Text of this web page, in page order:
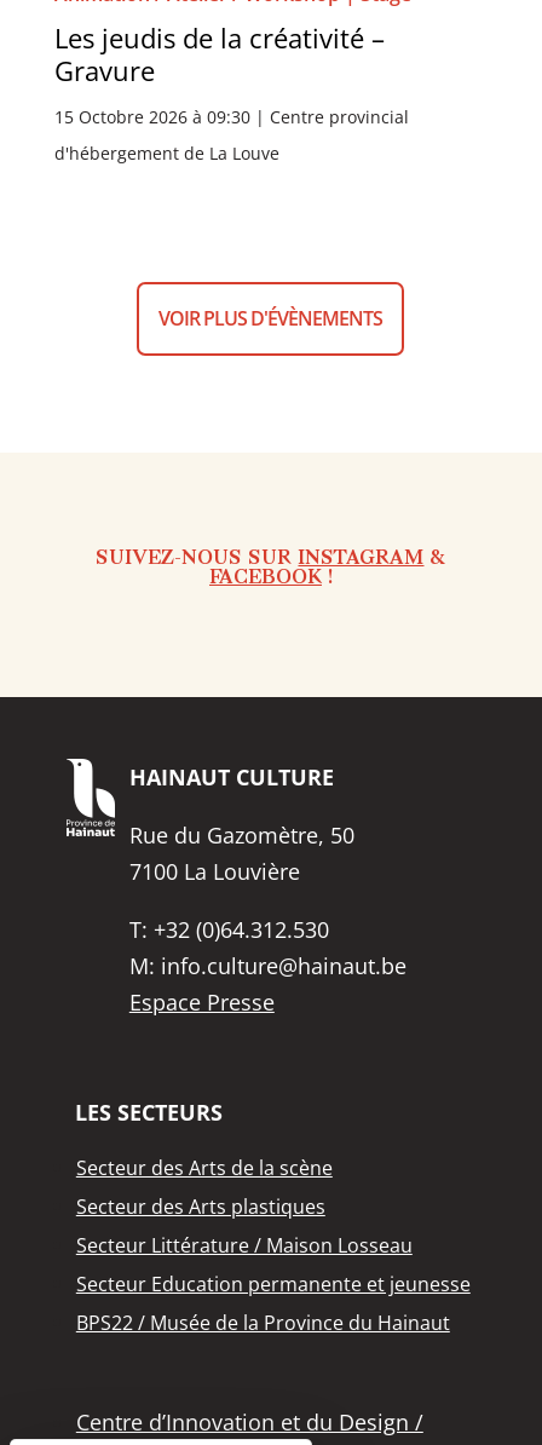
Les jeudis de la créativité –
Gravure
15 Octobre 2026 à 09:30 | Centre provincial
d'hébergement de La Louve
VOIR PLUS D'ÉVÈNEMENTS
SUIVEZ-NOUS SURINSTAGRAM &
FACEBOOK!
HAINAUT CULTURE
Rue du Gazomètre, 50
7100 La Louvière
T: +32 (0)64.312.530
M: info.culture@hainaut.be
Espace Presse
LES SECTEURS
Secteur des Arts de la scène
Secteur des Arts plastiques
Secteur Littérature / Maison Losseau
Secteur Education permanente et jeunesse
BPS22 / Musée de la Province du Hainaut
Centre d’Innovation et du Design /